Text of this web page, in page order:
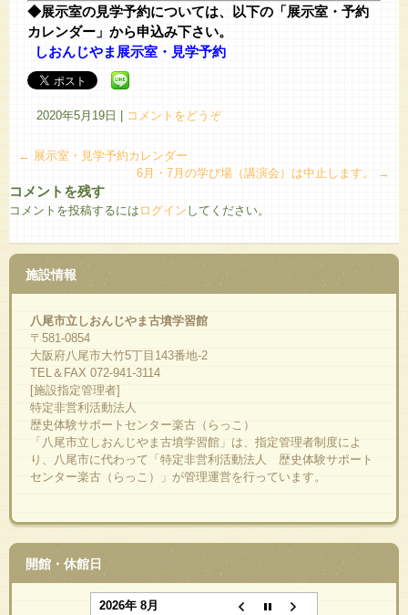
◆展示室の見学予約については、以下の「展示室・予約
カレンダー」 から申込み下さい。
しおんじやま展示室・見学予約
2020年5月19日 コメントをどうぞ
← 展示室・見学予約カレンダー
6月・7月の学び場（講演会）は中止します。
→
コメントを残す
コメントを投稿するには ログイン してください。
施設情報
八尾市立しおんじやま古墳学習館
〒581-0854
大阪府八尾市大竹5丁目143番地-2
TEL＆FAX 072-941-3114
[施設指定管理者]
特定非営利活動法人
歴史体験サポートセンター楽古（らっこ）
「八尾市立しおんじやま古墳学習館」は、指定管理者制度によ
り、八尾市に代わって「特定非営利活動法人 歴史体験サポート
センター楽古（らっこ）」が管理運営を行っています。
開館・休館日
2026年 8月